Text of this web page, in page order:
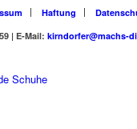
Haftung
| E-Mail: kirndorfer@machs-